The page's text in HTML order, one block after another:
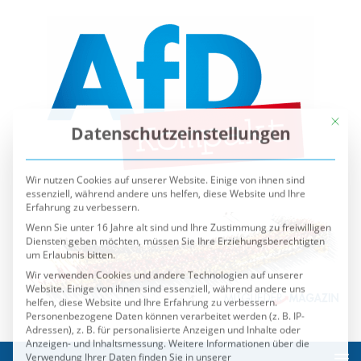
Datenschutzeinstellungen
Wir nutzen Cookies auf unserer Website. Einige von ihnen sind
essenziell, während andere uns helfen, diese Website und Ihre
Erfahrung zu verbessern.
Wenn Sie unter 16 Jahre alt sind und Ihre Zustimmung zu freiwilligen
Diensten geben möchten, müssen Sie Ihre Erziehungsberechtigten
um Erlaubnis bitten.
Wir verwenden Cookies und andere Technologien auf unserer
Website. Einige von ihnen sind essenziell, während andere uns
helfen, diese Website und Ihre Erfahrung zu verbessern.
Personenbezogene Daten können verarbeitet werden (z. B. IP-
Adressen), z. B. für personalisierte Anzeigen und Inhalte oder
Anzeigen- und Inhaltsmessung.Weitere Informationen über die
Verwendung Ihrer Daten finden Sie in unserer
Datenschutzerklärung.Sie können Ihre Auswahl jederzeit unter
Einstellungenwiderrufen oder anpassen.
Es folgt eine Liste der Service-Gruppen, für die eine
Essenziell
Externe Medien